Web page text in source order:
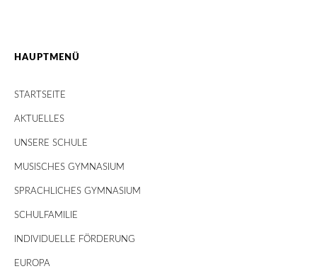
HAUPTMENÜ
STARTSEITE
AKTUELLES
UNSERE SCHULE
MUSISCHES GYMNASIUM
SPRACHLICHES GYMNASIUM
SCHULFAMILIE
INDIVIDUELLE FÖRDERUNG
EUROPA